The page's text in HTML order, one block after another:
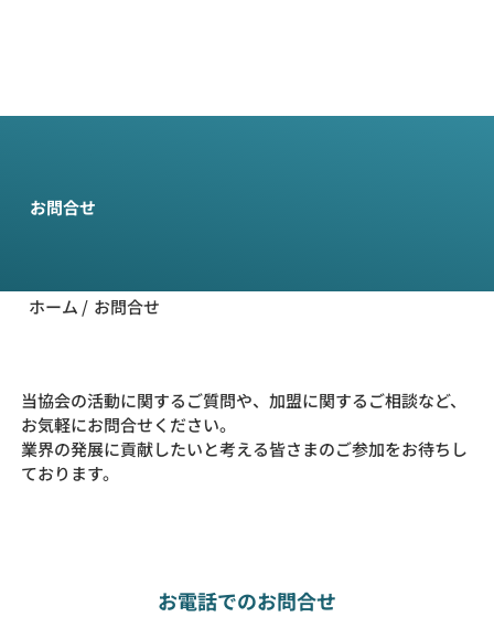
お問合せ
ホーム / お問合せ
当協会の活動に関するご質問や、加盟に関するご相談など、
お気軽にお問合せください。
業界の発展に貢献したいと考える皆さまのご参加をお待ちし
ております。
お電話でのお問合せ